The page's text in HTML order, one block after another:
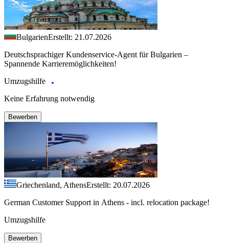
BulgarienErstellt: 21.07.2026
Deutschsprachiger Kundenservice-Agent für Bulgarien –
Spannende Karrieremöglichkeiten!
Umzugshilfe
Keine Erfahrung notwendig
Bewerben
Griechenland, AthensErstellt: 20.07.2026
German Customer Support in Athens - incl. relocation package!
Umzugshilfe
Bewerben